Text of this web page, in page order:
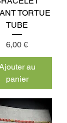
TORTUE
TUBE
Prix
6,00 €
au
panier